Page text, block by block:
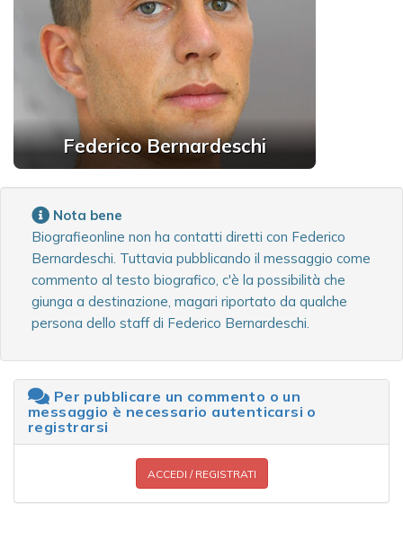
Federico Bernardeschi
Nota bene
Biografieonline non ha contatti diretti con Federico
Bernardeschi. Tuttavia pubblicando il messaggio come
commento al testo biografico, c'è la possibilità che
giunga a destinazione, magari riportato da qualche
persona dello staff di Federico Bernardeschi.
Per pubblicare un commento o un
messaggio è necessario autenticarsi o
registrarsi
ACCEDI / REGISTRATI